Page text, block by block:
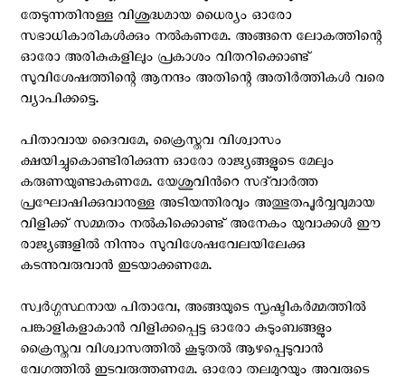
തേടുന്നതിനുള്ള വിശുദ്ധമായ ധൈര്യം ഓരോ
സഭാധികാരികൾക്കും നൽകണമേ. അങ്ങനെ ലോകത്തിന്റെ
ഓരോ അരികുകളിലും പ്രകാശം വിതറിക്കൊണ്ട്
സുവിശേഷത്തിന്റെ ആനന്ദം അതിന്റെ അതിർത്തികൾ വരെ
വ്യാപിക്കട്ടെ.
പിതാവായ ദൈവമേ, ക്രൈസ്തവ വിശ്വാസം
ക്ഷയിച്ചുകൊണ്ടിരിക്കുന്ന ഓരോ രാജ്യങ്ങളുടെ മേലും
കരുണയുണ്ടാകണമേ. യേശുവിന്‍റെ സദ്‌വാര്‍ത്ത
പ്രഘോഷിക്കുവാനുള്ള അടിയന്തിരവും അത്ഭുതപൂര്‍വ്വവുമായ
വിളിക്ക് സമ്മതം നല്‍കിക്കൊണ്ട് അനേകം യുവാക്കൾ ഈ
രാജ്യങ്ങളിൽ നിന്നും സുവിശേഷവേലയിലേക്കു
കടന്നുവരുവാൻ ഇടയാക്കണമേ.
സ്വർഗ്ഗസ്ഥനായ പിതാവേ, അങ്ങയുടെ സൃഷ്ടികർമ്മത്തിൽ
പങ്കാളികളാകാൻ വിളിക്കപ്പെട്ട ഓരോ കുടുംബങ്ങളും
ക്രൈസ്തവ വിശ്വാസത്തിൽ കൂടുതൽ ആഴപ്പെടുവാൻ